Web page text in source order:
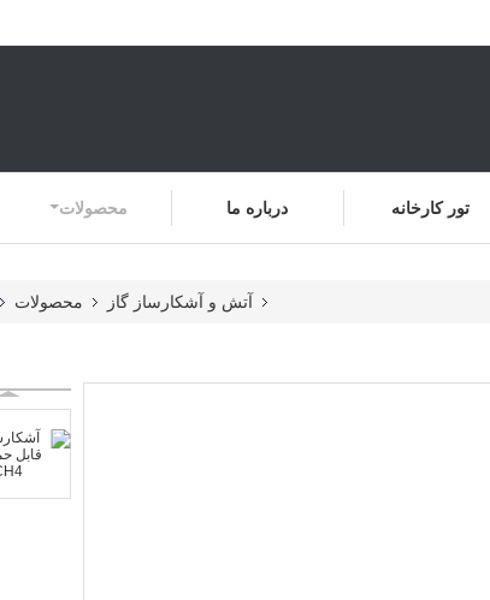
محصولات درباره ما تور کارخانه
محصولات آتش و آشکارساز گاز